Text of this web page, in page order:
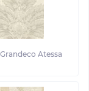
Atessa